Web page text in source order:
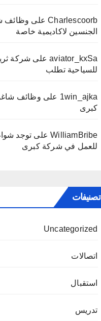
Charlescoorbعلى وظائف
الجنسين لاكاديمية خاصة
aviator_kxSaعلى شركة
للسياحية تطلب
1win_ajka على وظائف
كبرى
WilliamBribeعلى توجد
للعمل في شركة كبرى
تصنيفات
Uncategorized
اتصالات
استقبال
تدريس